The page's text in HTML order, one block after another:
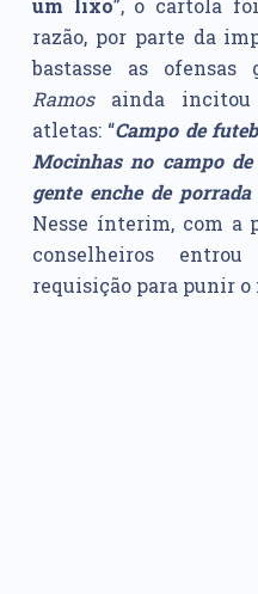
um lixo”, o cartola
razão, por parte da
bastasse as ofensas
Ramosainda incitou
atletas: “Campo de
Mocinhas no campo
gente enche de
Nesse ínterim, com a
conselheiros
requisição para punir